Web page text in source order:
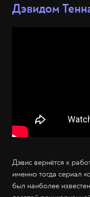
Дэвидом
Дэвис вернётся к
именно тогда сериал
был наиболее